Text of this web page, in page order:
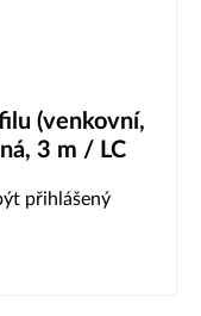
(venkovní,
3 m / LC
přihlášený